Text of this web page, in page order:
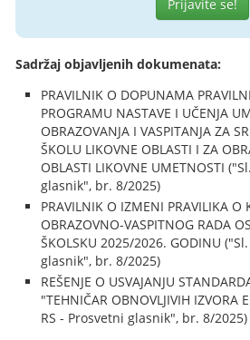
Prijavite se!
Sadržaj objavljenih dokumenata:
PRAVILNIK O DOPUNAMA
PROGRAMU NASTAVE I UČENJA
OBRAZOVANJA I VASPITANJA ZA
ŠKOLU LIKOVNE OBLASTI I ZA
OBLASTI LIKOVNE UMETNOSTI
glasnik", br. 8/2025)
PRAVILNIK O IZMENI PRAVILIKA O
OBRAZOVNO-VASPITNOG RADA
ŠKOLSKU 2025/2026. GODINU
glasnik", br. 8/2025)
REŠENJE O USVAJANJU
"TEHNIČAR OBNOVLJIVIH IZVORA
RS - Prosvetni glasnik", br. 8/2025)